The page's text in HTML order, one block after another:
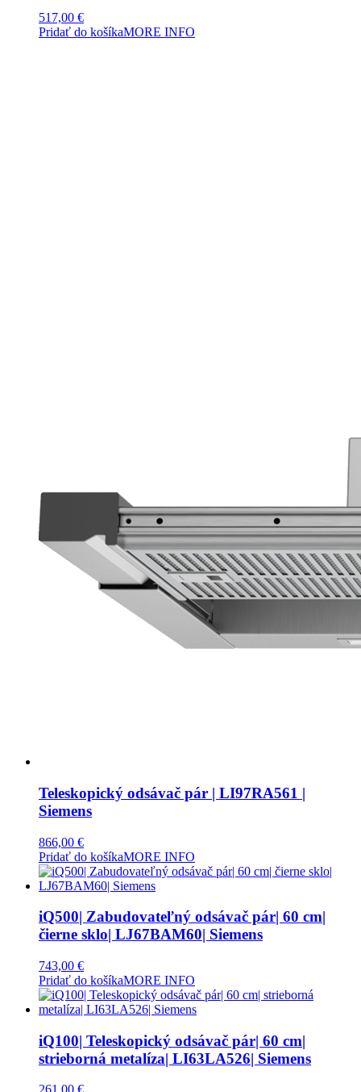
517,00 €
Pridať do košíkaMORE INFO
Teleskopický odsávač pár | LI97RA561 |
Siemens
866,00 €
Pridať do košíkaMORE INFO
iQ500| Zabudovateľný odsávač pár| 60 cm|
čierne sklo| LJ67BAM60| Siemens
743,00 €
Pridať do košíkaMORE INFO
iQ100| Teleskopický odsávač pár| 60 cm|
strieborná metalíza| LI63LA526| Siemens